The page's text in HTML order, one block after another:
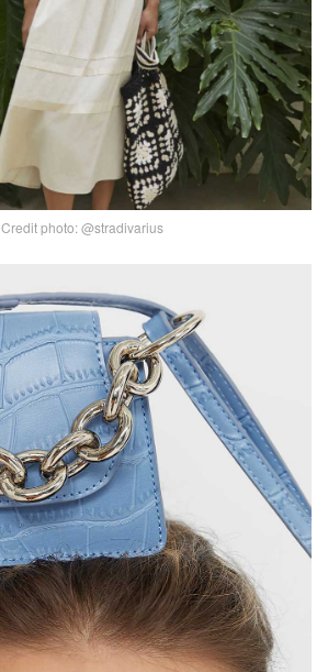
Credit photo: @stradivarius